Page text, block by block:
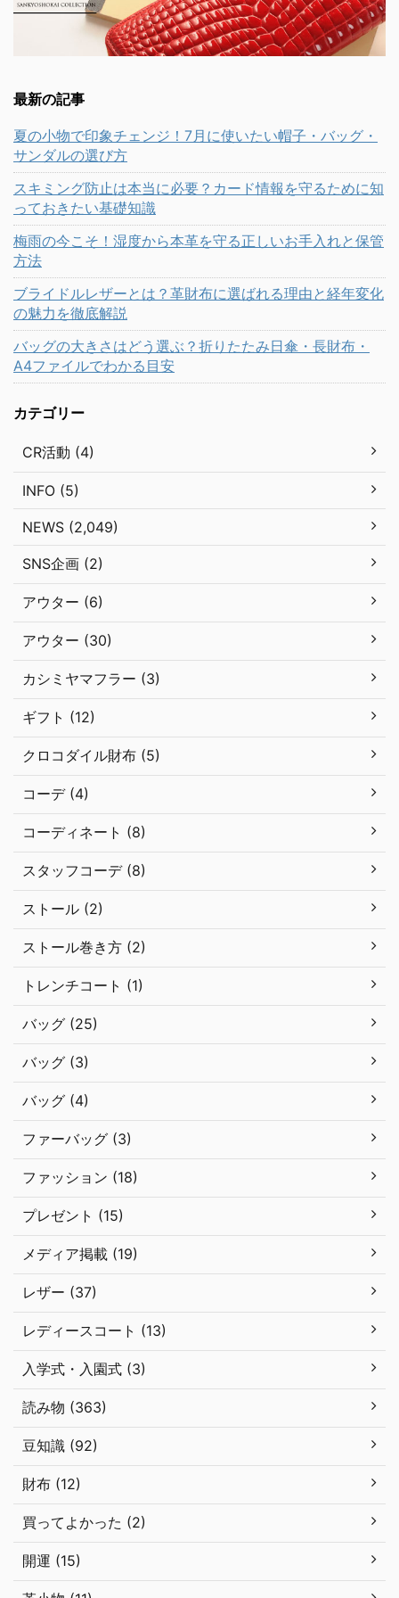
最新の記事
夏の小物で印象チェンジ！7月に使いたい帽子・バッグ・
サンダルの選び方
スキミング防止は本当に必要？カード情報を守るために知
っておきたい基礎知識
梅雨の今こそ！湿度から本革を守る正しいお手入れと保管
方法
ブライドルレザーとは？革財布に選ばれる理由と経年変化
の魅力を徹底解説
バッグの大きさはどう選ぶ？折りたたみ日傘・長財布・
A4ファイルでわかる目安
カテゴリー
CR活動 (4)
INFO (5)
NEWS (2,049)
SNS企画 (2)
アウター (6)
アウター (30)
カシミヤマフラー (3)
ギフト (12)
クロコダイル財布 (5)
コーデ (4)
コーディネート (8)
スタッフコーデ (8)
ストール (2)
ストール巻き方 (2)
トレンチコート (1)
バッグ (25)
バッグ (3)
バッグ (4)
ファーバッグ (3)
ファッション (18)
プレゼント (15)
メディア掲載 (19)
レザー (37)
レディースコート (13)
入学式・入園式 (3)
読み物 (363)
豆知識 (92)
財布 (12)
買ってよかった (2)
開運 (15)